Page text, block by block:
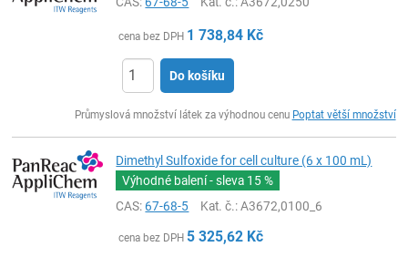
cena bez DPH 1 738,84 Kč
Do košíku
Průmyslová množství látek za výhodnou cenu Poptat větší množství
Dimethyl Sulfoxide for cell culture (6 x 100 mL)
Výhodné balení - sleva 15 %
CAS:67-68-5 Kat. č.: A3672,0100_6
cena bez DPH 5 325,62 Kč